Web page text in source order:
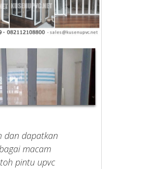
dan dapatkan
macam
pintu upvc